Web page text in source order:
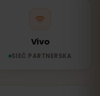
Vivo
SIEĆ PARTNERSKA